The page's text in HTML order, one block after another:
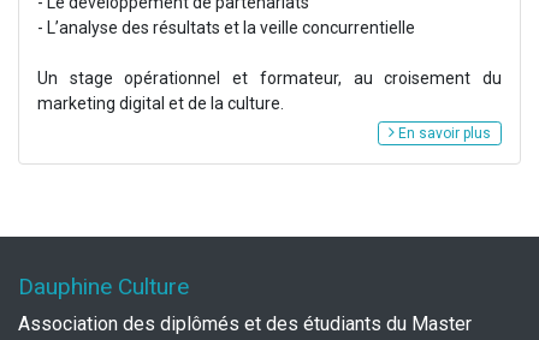
- L’analyse des résultats et la veille concurrentielle
Un stage opérationnel et formateur, au croisement du
marketing digital et de la culture.
En savoir plus
Dauphine Culture
Association des diplômés et des étudiants du Master